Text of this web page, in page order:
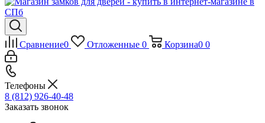
Сравнение0 Отложенные 0 Корзина0 0
Телефоны
8 (812) 926-40-48
Заказать звонок